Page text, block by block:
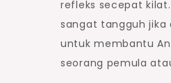
refleks secepat
sangat tangguh jika
untuk membantu
seorang pemula